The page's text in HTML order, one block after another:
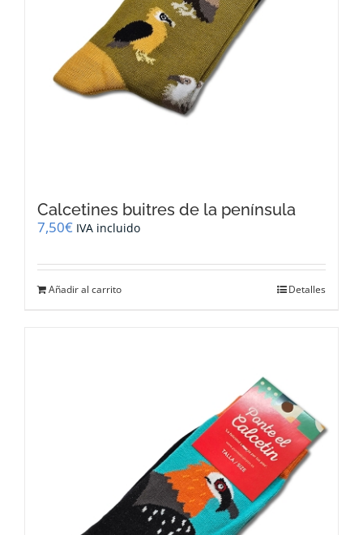
Calcetines buitres de la península
7,50€ IVA incluido
Añadir al carrito Detalles